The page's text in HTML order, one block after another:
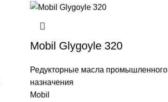
Mobil Glygoyle 320
Редукторные масла промышленного
назначения
Mobil